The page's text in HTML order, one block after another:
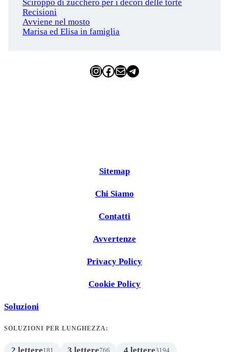
Sciroppo di zucchero per i decori delle torte
Recisioni
Avviene nel mosto
Marisa ed Elisa in famiglia
InstagramFacebook Email Telegram
Sitemap
Chi Siamo
Contatti
Avvertenze
Privacy Policy
Cookie Policy
Soluzioni
SOLUZIONI PER LUNGHEZZA:
181 766 3194